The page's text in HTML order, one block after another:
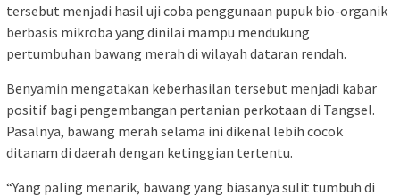
tersebut menjadi hasil uji coba penggunaan pupuk bio-organik
berbasis mikroba yang dinilai mampu mendukung
pertumbuhan bawang merah di wilayah dataran rendah.
Benyamin mengatakan keberhasilan tersebut menjadi kabar
positif bagi pengembangan pertanian perkotaan di Tangsel.
Pasalnya, bawang merah selama ini dikenal lebih cocok
ditanam di daerah dengan ketinggian tertentu.
“Yang paling menarik, bawang yang biasanya sulit tumbuh di